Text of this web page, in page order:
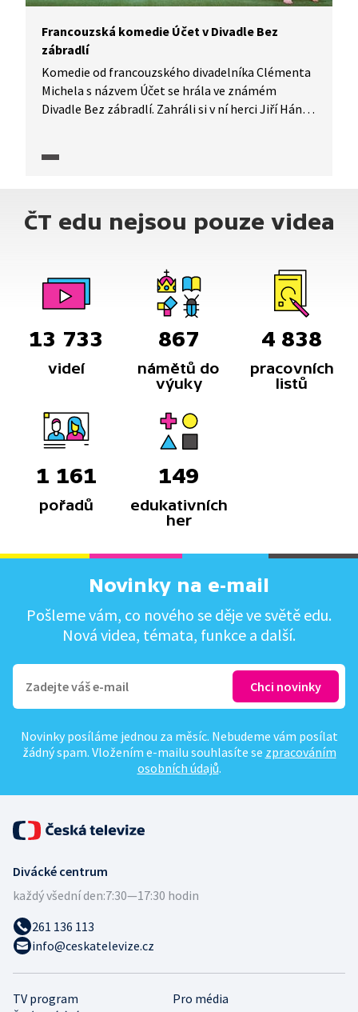
Francouzská komedie Účet v Divadle Bez
zábradlí
Komedie od francouzského divadelníka Clémenta
Michela s názvem Účet se hrála ve známém
Divadle Bez zábradlí. Zahráli si v ní herci Jiří Hána
ČT edu nejsou pouze videa
13 733
videí
867
námětů do
výuky
4 838
pracovních
listů
1 161
pořadů
149
edukativních
her
Novinky na e-mail
Pošleme vám, co nového se děje ve světě edu.
Nová videa, témata, funkce a další.
Novinky posíláme jednou za měsíc. Nebudeme vám posílat
žádný spam. Vložením e-mailu souhlasíte se zpracováním
osobních údajů.